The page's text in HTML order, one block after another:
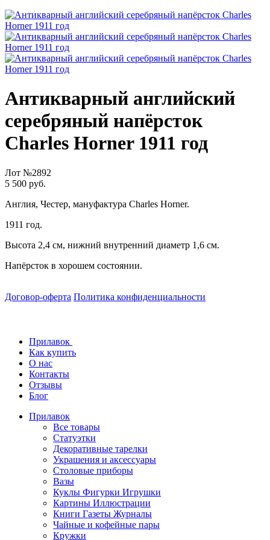
Антикварный английский
серебряный напёрсток
Charles Horner 1911 год
Лот №2892
5 500 руб.
Англия, Честер, мануфактура Charles Horner.
1911 год.
Высота 2,4 см, нижний внутренний диаметр 1,6 см.
Напёрсток в хорошем состоянии.
Договор-оферта Политика конфиденциальности
Прилавок
Как купить
О нас
Контакты
Отзывы
Блог
Прилавок
Все товары
Статуэтки
Декоративные тарелки
Украшения и аксессуары
Столовые приборы
Вазы
Куклы Фигурки Игрушки
Картины Иллюстрации
Книги Газеты Журналы
Чайные и кофейные пары
Кружки